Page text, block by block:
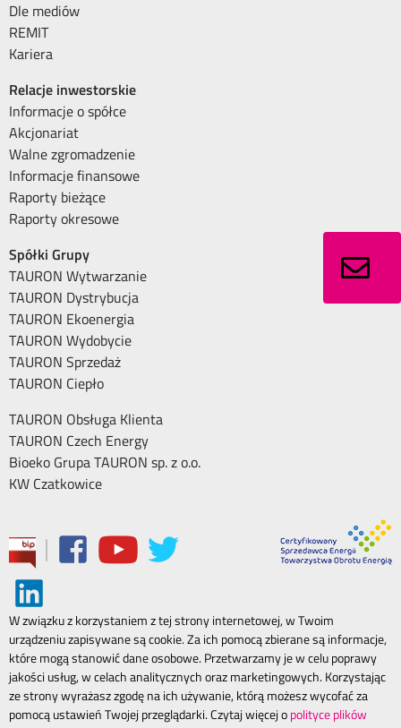
Dle mediów
REMIT
Kariera
Relacje inwestorskie
Informacje o spółce
Akcjonariat
Walne zgromadzenie
Informacje finansowe
Raporty bieżące
Raporty okresowe
Spółki Grupy
TAURON Wytwarzanie
TAURON Dystrybucja
TAURON Ekoenergia
TAURON Wydobycie
TAURON Sprzedaż
TAURON Ciepło
TAURON Obsługa Klienta
TAURON Czech Energy
Bioeko Grupa TAURON sp. z o.o.
KW Czatkowice
|
W związku z korzystaniem z tej strony internetowej, w Twoim
urządzeniu zapisywane są cookie. Za ich pomocą zbierane są informacje,
które mogą stanowić dane osobowe. Przetwarzamy je w celu poprawy
jakości usług, w celach analitycznych oraz marketingowych. Korzystając
ze strony wyrażasz zgodę na ich używanie, którą możesz wycofać za
pomocą ustawień Twojej przeglądarki. Czytaj więcej opolityce plików